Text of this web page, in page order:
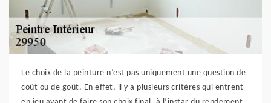
Le choix de la peinture n’est pas uniquement une question de
coût ou de goût. En effet, il y a plusieurs critères qui entrent